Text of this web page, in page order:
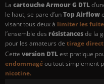
La cartouche Armour G DTL
le haut, se pare d’unTop Airflow
visant tous deux à limiter les
l’ensemble des résistancesde la
pour les amateurs de tirage direct
Cette version DTLest pratique
endommagéou tout simplement
nicotine.